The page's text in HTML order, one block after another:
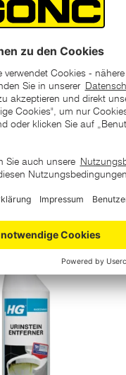
und Nahrungsreste,
biologisch